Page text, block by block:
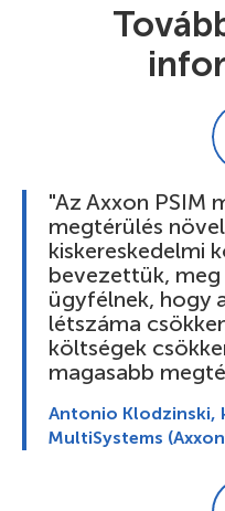
"Az Axxon PSIM
megtérülés
kiskereskedelmi
bevezettük,
ügyfélnek, hogy
létszáma
költségek
magasabb
Antonio Klodzinski,
MultiSystems